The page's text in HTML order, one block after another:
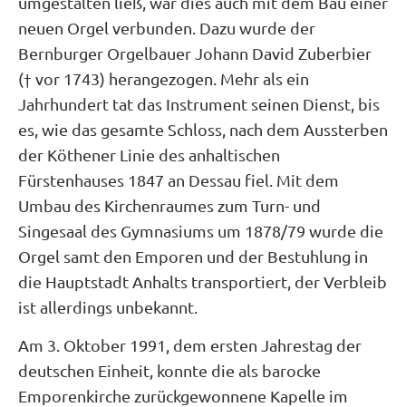
neuen Orgel verbunden. Dazu wurde der
Bernburger Orgelbauer Johann David Zuberbier
(† vor 1743) herangezogen. Mehr als ein
Jahrhundert tat das Instrument seinen Dienst, bis
es, wie das gesamte Schloss, nach dem Aussterben
der Köthener Linie des anhaltischen
Fürstenhauses 1847 an Dessau fiel. Mit dem
Umbau des Kirchenraumes zum Turn- und
Singesaal des Gymnasiums um 1878/79 wurde die
Orgel samt den Emporen und der Bestuhlung in
die Hauptstadt Anhalts transportiert, der Verbleib
ist allerdings unbekannt.
Am 3. Oktober 1991, dem ersten Jahrestag der
deutschen Einheit, konnte die als barocke
Emporenkirche zurückgewonnene Kapelle im